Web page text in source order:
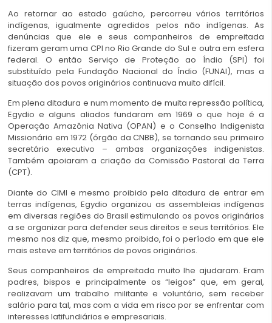
Ao retornar ao estado gaúcho, percorreu vários territórios
indígenas, igualmente agredidos pelos não indígenas. As
denúncias que ele e seus companheiros de empreitada
fizeram geram uma CPI no Rio Grande do Sul e outra em esfera
federal. O então Serviço de Proteção ao Índio (SPI) foi
substituído pela Fundação Nacional do Índio (FUNAI), mas a
situação dos povos originários continuava muito difícil.
Em plena ditadura e num momento de muita repressão política,
Egydio e alguns aliados fundaram em 1969 o que hoje é a
Operação Amazônia Nativa (OPAN) e o Conselho Indigenista
Missionário em 1972 (órgão da CNBB), se tornando seu primeiro
secretário executivo – ambas organizações indigenistas.
Também apoiaram a criação da Comissão Pastoral da Terra
(CPT).
Diante do CIMI e mesmo proibido pela ditadura de entrar em
terras indígenas, Egydio organizou as assembleias indígenas
em diversas regiões do Brasil estimulando os povos originários
a se organizar para defender seus direitos e seus territórios. Ele
mesmo nos diz que, mesmo proibido, foi o período em que ele
mais esteve em territórios de povos originários.
Seus companheiros de empreitada muito lhe ajudaram. Eram
padres, bispos e principalmente os “leigos” que, em geral,
realizavam um trabalho militante e voluntário, sem receber
salário para tal, mas com a vida em risco por se enfrentar com
interesses latifundiários e empresariais.